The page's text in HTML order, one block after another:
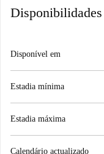
Disponibilidades
Disponível em
Estadia mínima
Estadia máxima
Calendário actualizado